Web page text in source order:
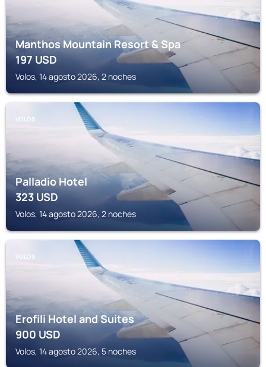
Manthos Mountain Resort & Spa
197USD
Volos, 14 agosto 2026, 2 noches
VOLOS
Palladio Hotel
323USD
Volos, 14 agosto 2026, 2 noches
VOLOS
Erofili Hotel and Suites
900USD
Volos, 14 agosto 2026, 5 noches